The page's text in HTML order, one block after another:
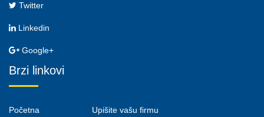
Twitter
Linkedin
Google+
Brzi linkovi
Početna Upišite vašu firmu